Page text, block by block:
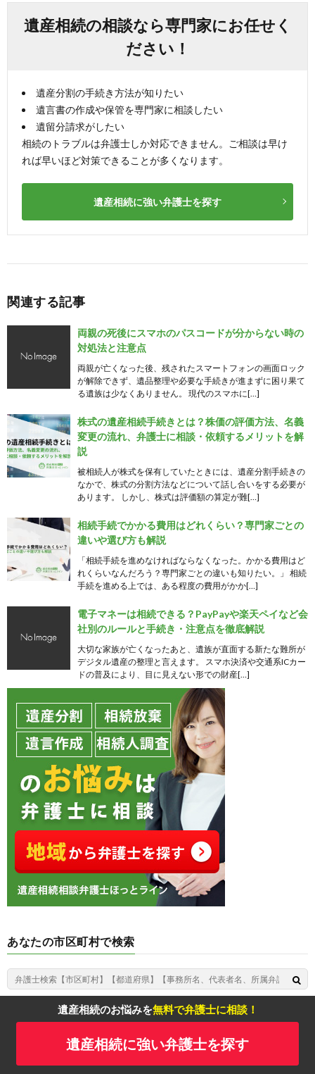
遺産相続のお悩みを無料で弁護士に相談！
遺産相続に強い弁護士を探す
遺産相続の相談なら専門家にお任せく
ださい！
遺産分割の手続き方法が知りたい
遺言書の作成や保管を専門家に相談したい
遺留分請求がしたい
相続のトラブルは弁護士しか対応できません。ご相談は早け
れば早いほど対策できることが多くなります。
遺産相続に強い弁護士を探す
関連する記事
両親の死後にスマホのパスコードが分からない時の
対処法と注意点
両親が亡くなった後、残されたスマートフォンの画面ロック
が解除できず、遺品整理や必要な手続きが進まずに困り果て
る遺族は少なくありません。 現代のスマホに[…]
株式の遺産相続手続きとは？株価の評価方法、名義
変更の流れ、弁護士に相談・依頼するメリットを解
説
被相続人が株式を保有していたときには、遺産分割手続きの
なかで、株式の分割方法などについて話し合いをする必要が
あります。 しかし、株式は評価額の算定が難[…]
相続手続でかかる費用はどれくらい？専門家ごとの
違いや選び方も解説
「相続手続を進めなければならなくなった。かかる費用はど
れくらいなんだろう？専門家ごとの違いも知りたい。」 相続
手続を進める上では、ある程度の費用がかか[…]
電子マネーは相続できる？PayPayや楽天ペイなど会
社別のルールと手続き・注意点を徹底解説
大切な家族が亡くなったあと、遺族が直面する新たな難所が
デジタル遺産の整理と言えます。 スマホ決済や交通系ICカー
ドの普及により、目に見えない形での財産[…]
あなたの市区町村で検索
ホーム▶︎